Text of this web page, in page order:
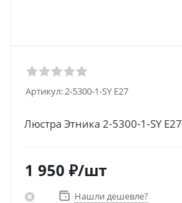
Артикул:2-5300-1-SY E27
Люстра Этника 2-5300-1-SY E27
1 950 ₽/шт
Нашли дешевле?